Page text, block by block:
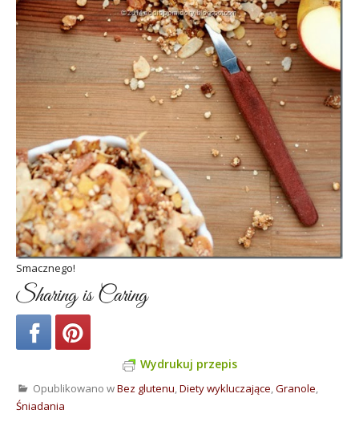
Smacznego!
Sharing is Caring
Wydrukuj przepis
Opublikowano wBez glutenu,Diety wykluczające,Granole,
Śniadania